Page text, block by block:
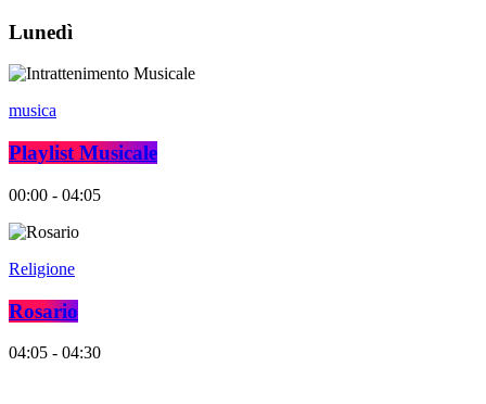
Lunedì
musica
Playlist Musicale
00:00 - 04:05
Religione
Rosario
04:05 - 04:30